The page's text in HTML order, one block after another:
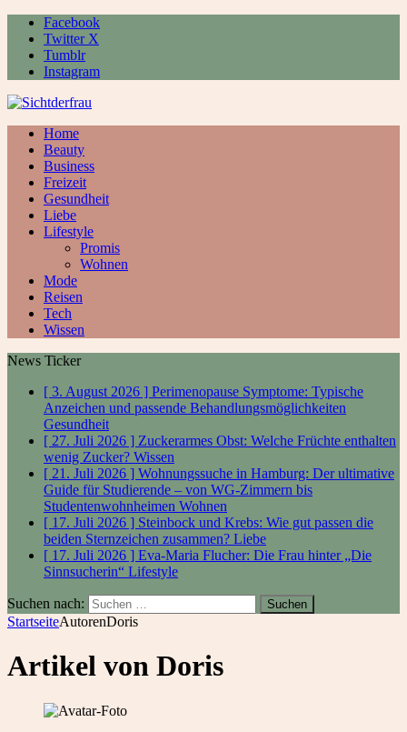
Facebook
Twitter X
Tumblr
Instagram
Home
Beauty
Business
Freizeit
Gesundheit
Liebe
Lifestyle
Promis
Wohnen
Mode
Reisen
Tech
Wissen
News Ticker
[ 3. August 2026 ] Perimenopause Symptome: Typische
Anzeichen und passende Behandlungsmöglichkeiten
Gesundheit
[ 27. Juli 2026 ] Zuckerarmes Obst: Welche Früchte enthalten
wenig Zucker? Wissen
[ 21. Juli 2026 ] Wohnungssuche in Hamburg: Der ultimative
Guide für Studierende – von WG-Zimmern bis
Studentenwohnheimen Wohnen
[ 17. Juli 2026 ] Steinbock und Krebs: Wie gut passen die
beiden Sternzeichen zusammen? Liebe
[ 17. Juli 2026 ] Eva-Maria Flucher: Die Frau hinter „Die
Sinnsucherin“ Lifestyle
Suchen nach:
StartseiteAutorenDoris
Artikel von Doris